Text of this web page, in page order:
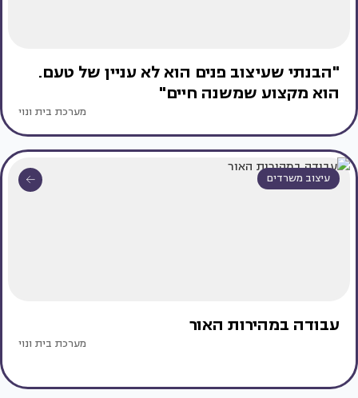
"הבנתי שעיצוב פנים הוא לא עניין של טעם.
הוא מקצוע שמשנה חיים"
מערכת בית ונוי
עיצוב משרדים
עבודה במהירות האור
מערכת בית ונוי